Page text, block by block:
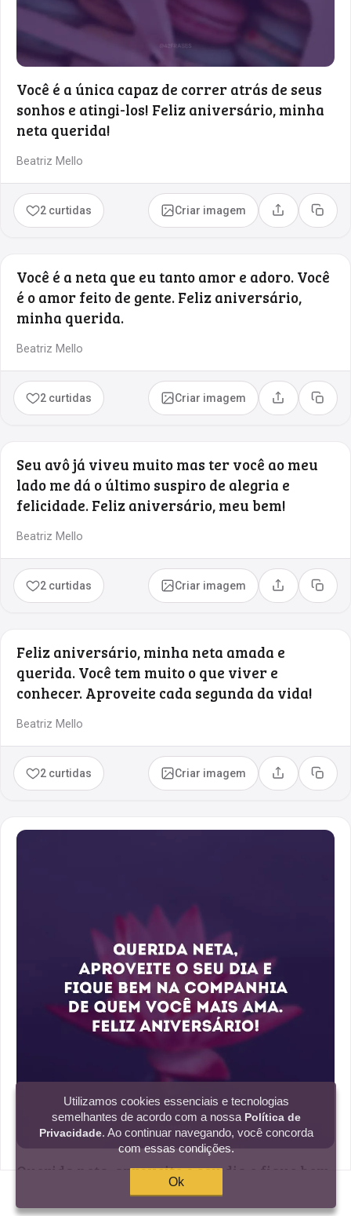
Você é a única capaz de correr atrás de seus
sonhos e atingi-los! Feliz aniversário, minha
neta querida!
Beatriz Mello
2 curtidas Criar imagem Compartilhar
Copiar
Você é a neta que eu tanto amor e adoro. Você
é o amor feito de gente. Feliz aniversário,
minha querida.
Beatriz Mello
2 curtidas Criar imagem Compartilhar
Copiar
Seu avô já viveu muito mas ter você ao meu
lado me dá o último suspiro de alegria e
felicidade. Feliz aniversário, meu bem!
Beatriz Mello
2 curtidas Criar imagem Compartilhar
Copiar
Feliz aniversário, minha neta amada e
querida. Você tem muito o que viver e
conhecer. Aproveite cada segunda da vida!
Beatriz Mello
2 curtidas Criar imagem Compartilhar
Copiar
Querida neta, aproveite o seu dia e fique bem
na companhia de quem você mais ama. Feliz
aniversário!
Utilizamos cookies essenciais e tecnologias
semelhantes de acordo com a nossa Política de
Privacidade. Ao continuar navegando, você concorda
com essas condições.
Ok